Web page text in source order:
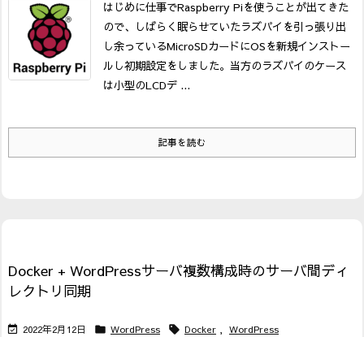
はじめに仕事でRaspberry Piを使うことが出てきた
ので、しばらく眠らせていたラズパイを引っ張り出
し余っているMicroSDカードにOSを新規インストー
ルし初期設定をしました。 当方のラズパイのケース
は小型のLCDデ ...
記事を読む
Docker + WordPressサーバ複数構成時のサーバ間ディ
レクトリ同期
 2022年2月12日  WordPress  Docker , WordPress